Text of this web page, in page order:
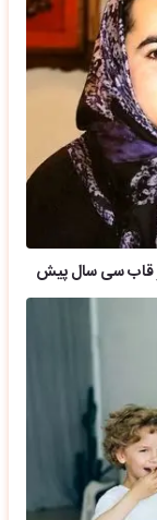
قاب سی سال پیش